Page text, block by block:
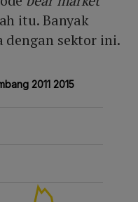
itu. Banyak
dengan sektor ini.